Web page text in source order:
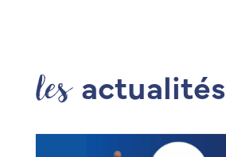
lesactualités